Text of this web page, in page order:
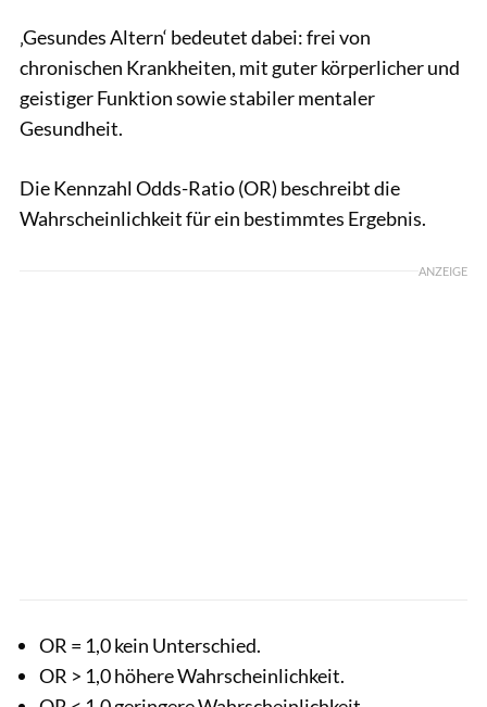
‚Gesundes Altern‘ bedeutet dabei: frei von
chronischen Krankheiten, mit guter körperlicher und
geistiger Funktion sowie stabiler mentaler
Gesundheit.
Die Kennzahl Odds-Ratio (OR) beschreibt die
Wahrscheinlichkeit für ein bestimmtes Ergebnis.
ANZEIGE
OR = 1,0 kein Unterschied.
OR > 1,0 höhere Wahrscheinlichkeit.